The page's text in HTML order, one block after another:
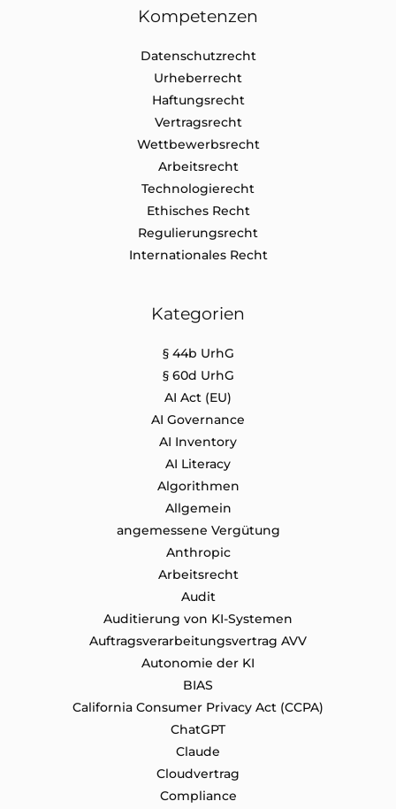
Kompetenzen
Datenschutz​recht
Urheberrecht
Haftungsrecht
Vertragsrecht
Wettbewerbsrecht
Arbeitsrecht
Technologierecht
Ethisches Recht
Regulierungsrecht
Internationales Recht
Kategorien
§ 44b UrhG
§ 60d UrhG
AI Act (EU)
AI Governance
AI Inventory
AI Literacy
Algorithmen
Allgemein
angemessene Vergütung
Anthropic
Arbeitsrecht
Audit
Auditierung von KI-Systemen
Auftragsverarbeitungsvertrag AVV
Autonomie der KI
BIAS
California Consumer Privacy Act (CCPA)
ChatGPT
Claude
Cloudvertrag
Compliance